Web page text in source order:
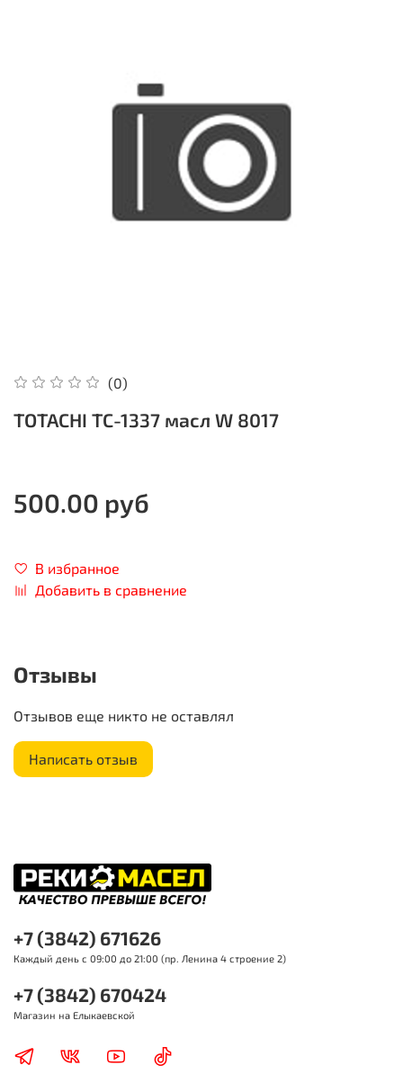
(0)
TOTACHI TC-1337 масл W 8017
500.00 руб
В избранное
Добавить в сравнение
Отзывы
Отзывов еще никто не оставлял
Написать отзыв
+7 (3842) 671626
Каждый день с 09:00 до 21:00 (пр. Ленина 4 строение 2)
+7 (3842) 670424
Магазин на Елыкаевской